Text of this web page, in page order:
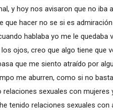
y hoy nos avisaron que no iba
hacer no se si es
hablaba yo me le
ojos, creo que algo tiene que
que me siento atraído por
me aburren, como si no
sexuales con
tenido relaciones sexuales